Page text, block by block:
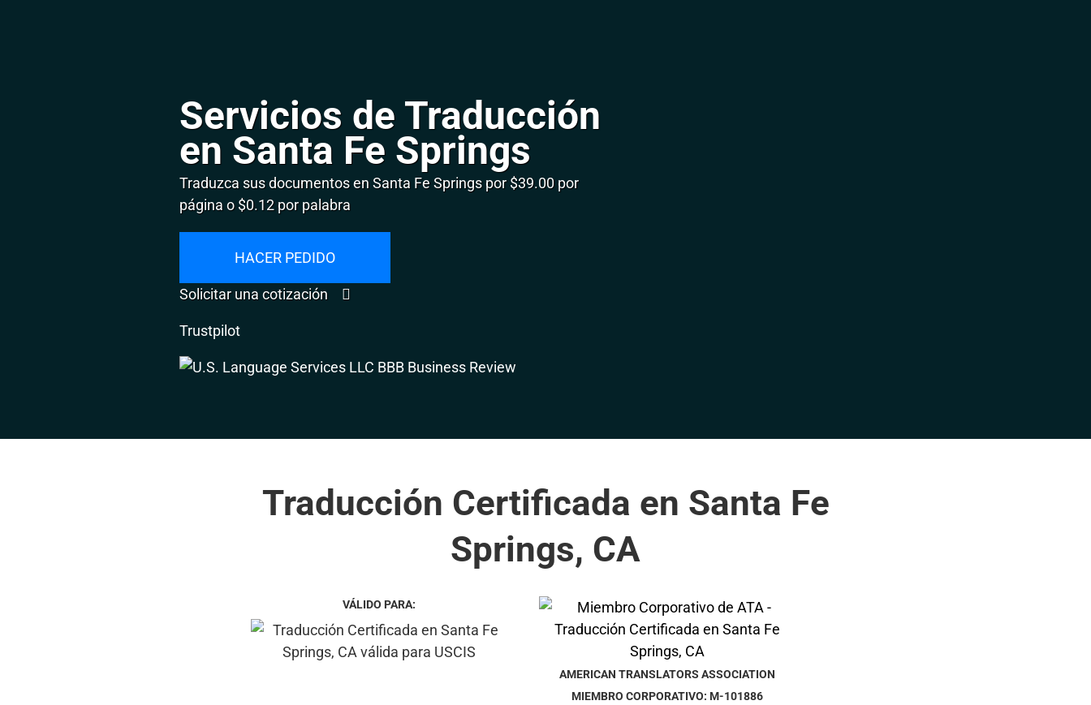
Servicios de Traducción
en Santa Fe Springs
Traduzca sus documentos en Santa Fe Springs por $39.00 por
página o $0.12 por palabra
HACER PEDIDO
Solicitar una cotización
Trustpilot
Traducción Certificada en Santa Fe
Springs, CA
VÁLIDO PARA:
AMERICAN TRANSLATORS ASSOCIATION
MIEMBRO CORPORATIVO: M-101886